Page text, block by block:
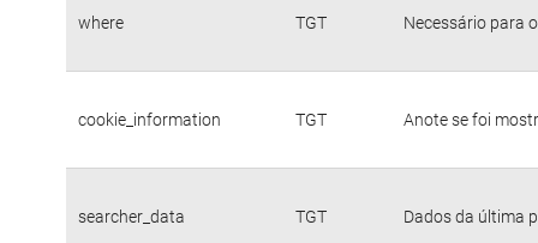
where TGT Necessário para
cookie_information TGT Anote se foi
searcher_data TGT Dados da última